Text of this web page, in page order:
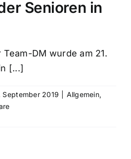
Senioren in
DM wurde am 21.
[...]
September 2019 Allgemein,